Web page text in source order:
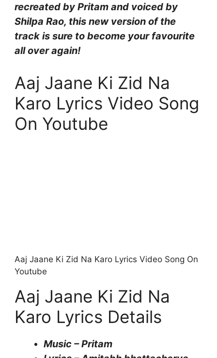
recreated by Pritam and voiced by
Shilpa Rao, this new version of the
track is sure to become your favourite
all over again!
Aaj Jaane Ki Zid Na
Karo Lyrics Video Song
On Youtube
Aaj Jaane Ki Zid Na Karo Lyrics Video Song On
Youtube
Aaj Jaane Ki Zid Na
Karo Lyrics Details
Music – Pritam